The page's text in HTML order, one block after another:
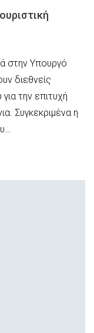
στην Υπουργό
διεθνείς
την επιτυχή
Συγκεκριμένα η